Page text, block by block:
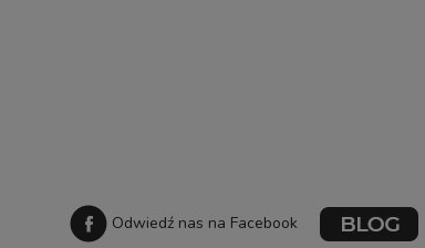
Odwiedź nas na Facebook